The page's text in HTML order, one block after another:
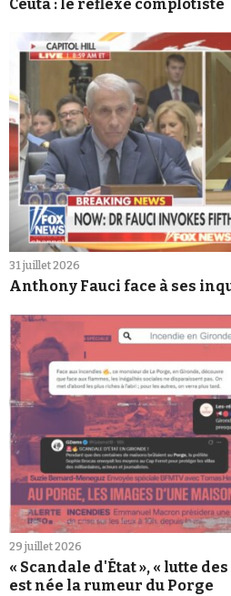
Ceuta : le réflexe complotiste
31 juillet 2026
Anthony Fauci face à ses
29 juillet 2026
« Scandale d'État », « lutte
est née la rumeur du Porge